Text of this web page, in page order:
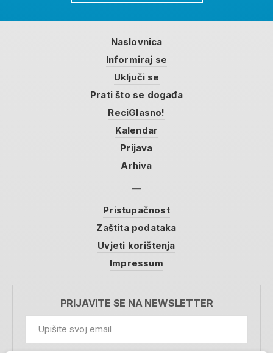
Naslovnica
Informiraj se
Uključi se
Prati što se događa
ReciGlasno!
Kalendar
Prijava
Arhiva
Pristupačnost
Zaštita podataka
Uvjeti korištenja
Impressum
PRIJAVITE SE NA NEWSLETTER